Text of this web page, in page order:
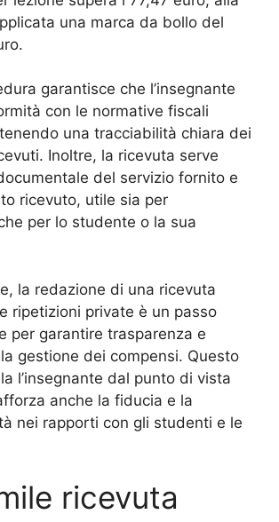
una marca da bollo del
garantisce che l’insegnante
con le normative fiscali
una tracciabilità chiara dei
Inoltre, la ricevuta serve
del servizio fornito e
ricevuto, utile sia per
per lo studente o la sua
la redazione di una ricevuta
ripetizioni private è un passo
per garantire trasparenza e
gestione dei compensi. Questo
l’insegnante dal punto di vista
anche la fiducia e la
nei rapporti con gli studenti e le
ricevuta